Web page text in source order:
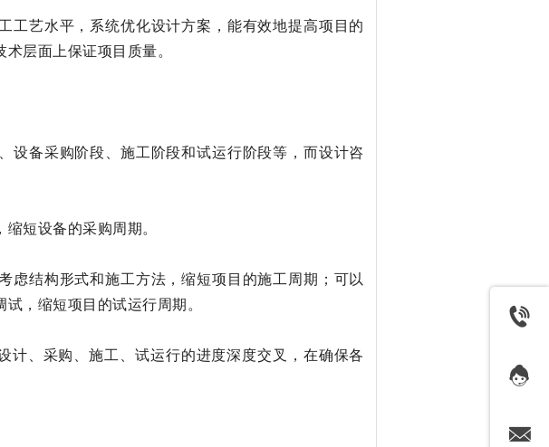
工艺水平，系统优化设计方案，能有效地提高项目的
层面上保证项目质量。
设备采购阶段、施工阶段和试运行阶段等，而设计咨
短设备的采购周期。
虑结构形式和施工方法，缩短项目的施工周期；可以
，缩短项目的试运行周期。
计、采购、施工、试运行的进度深度交叉，在确保各